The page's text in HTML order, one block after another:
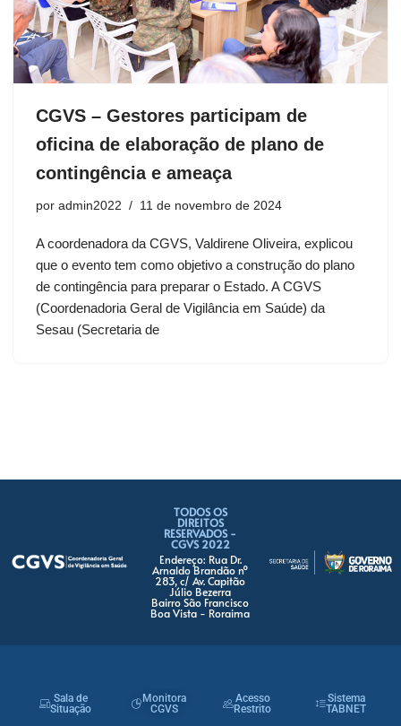
CGVS – Gestores participam de
oficina de elaboração de plano de
contingência e ameaça
por admin2022 11 de novembro de 2024
A coordenadora da CGVS, Valdirene Oliveira, explicou
que o evento tem como objetivo a construção do plano
de contingência para preparar o Estado. A CGVS
(Coordenadoria Geral de Vigilância em Saúde) da
Sesau (Secretaria de
TODOS OS
DIREITOS
RESERVADOS -
CGVS 2022
Endereço: Rua Dr.
Arnaldo Brandão nº
283, c/ Av. Capitão
Júlio Bezerra
Bairro São Francisco
Boa Vista - Roraima
Sala de
Situação
Monitora
CGVS
Acesso
Restrito
Sistema
TABNET